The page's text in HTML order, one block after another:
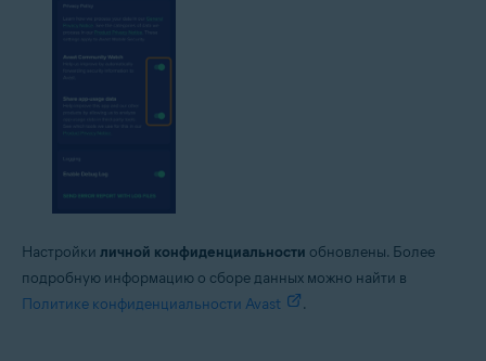
Настройки личной конфиденциальности обновлены. Более
подробную информацию о сборе данных можно найти в
Политике конфиденциальности Avast
.